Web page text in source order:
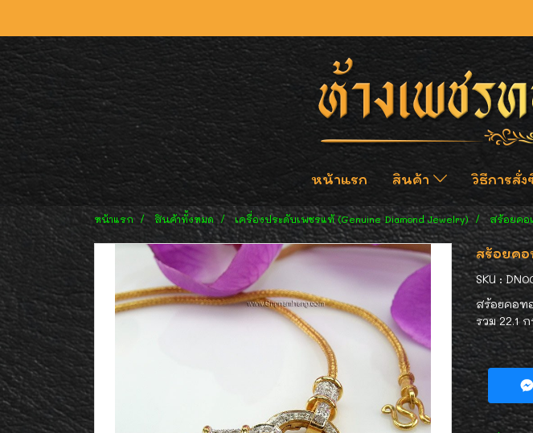
หน้าแรก สินค้า วิธีการสั่ง
หน้าแรก สินค้าทั้งหมด เครื่องประดับเพชรแท้ (Genuine Diamond Jewelry) สร้อยคอ
สร้อยค
SKU :
สร้อยคอท
รวม 22.1